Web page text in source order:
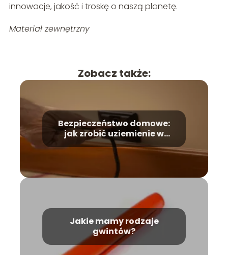
innowacje, jakość i troskę o naszą planetę.
Materiał zewnętrzny
Zobacz także:
Bezpieczeństwo domowe:
jak zrobić uziemienie w
gniazdku?
Jakie mamy rodzaje
gwintów?